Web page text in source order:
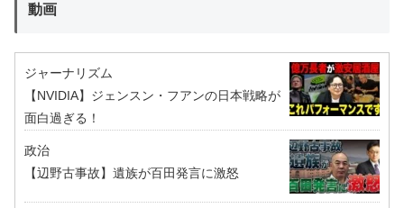
動画
ジャーナリズム
【NVIDIA】ジェンスン・フアンの日本戦略が
面白過ぎる！
政治
【辺野古事故】遺族が百田発言に激怒